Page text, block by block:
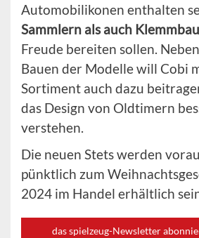
Automobilikonen enthalten
Sammlern als auch
Freude bereiten sollen.
Bauen der Modelle will Cobi
Sortiment auch dazu
das Design von Oldtimern
verstehen.
Die neuen Stets werden
pünktlich zum
2024 im Handel erhältlich
das spielzeug-Newsletter